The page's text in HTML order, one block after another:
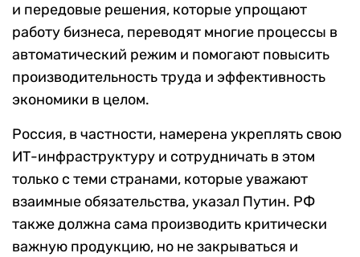
и передовые решения, которые упрощают
работу бизнеса, переводят многие процессы в
автоматический режим и помогают повысить
производительность труда и эффективность
экономики в целом.
Россия, в частности, намерена укреплять свою
ИТ-инфраструктуру и сотрудничать в этом
только с теми странами, которые уважают
взаимные обязательства, указал Путин. РФ
также должна сама производить критически
важную продукцию, но не закрываться и